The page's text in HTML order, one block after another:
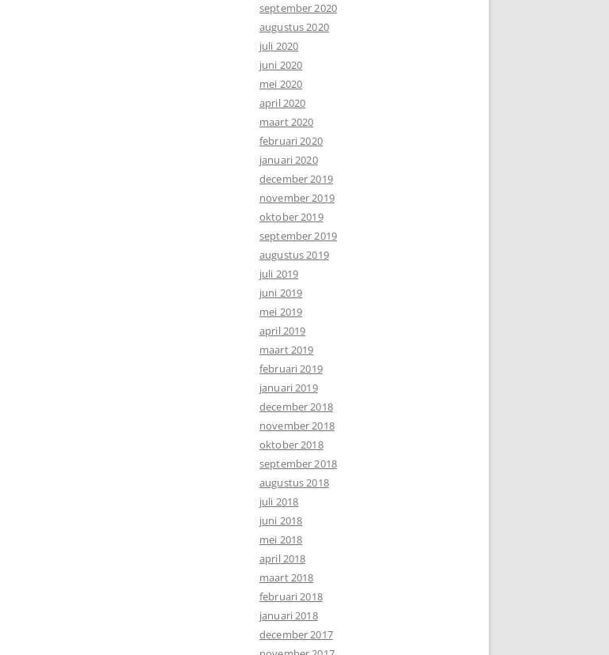
september 2020
augustus 2020
juli 2020
juni 2020
mei 2020
april 2020
maart 2020
februari 2020
januari 2020
december 2019
november 2019
oktober 2019
september 2019
augustus 2019
juli 2019
juni 2019
mei 2019
april 2019
maart 2019
februari 2019
januari 2019
december 2018
november 2018
oktober 2018
september 2018
augustus 2018
juli 2018
juni 2018
mei 2018
april 2018
maart 2018
februari 2018
januari 2018
december 2017